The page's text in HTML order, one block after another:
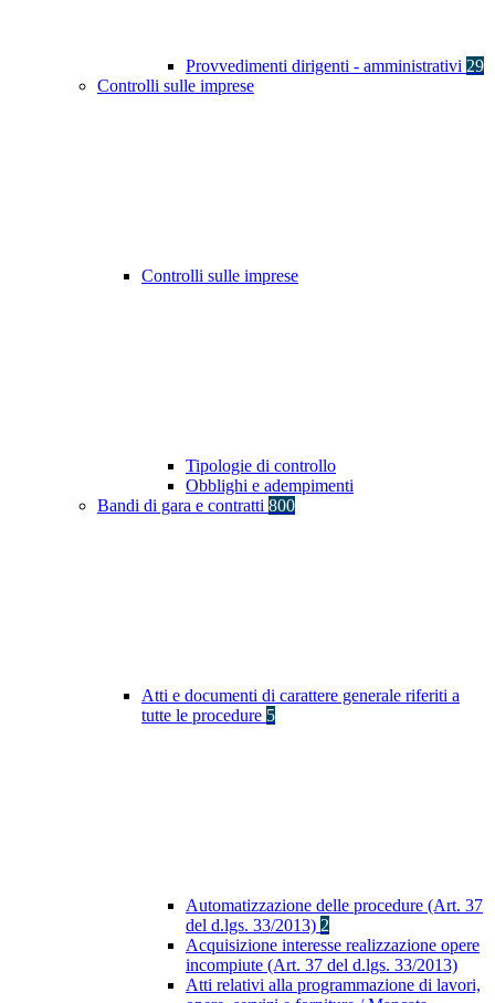
Provvedimenti dirigenti - amministrativi 29
Controlli sulle imprese
Controlli sulle imprese
Tipologie di controllo
Obblighi e adempimenti
Bandi di gara e contratti 800
Atti e documenti di carattere generale riferiti a
tutte le procedure 5
Automatizzazione delle procedure (Art. 37
del d.lgs. 33/2013) 2
Acquisizione interesse realizzazione opere
incompiute (Art. 37 del d.lgs. 33/2013)
Atti relativi alla programmazione di lavori,